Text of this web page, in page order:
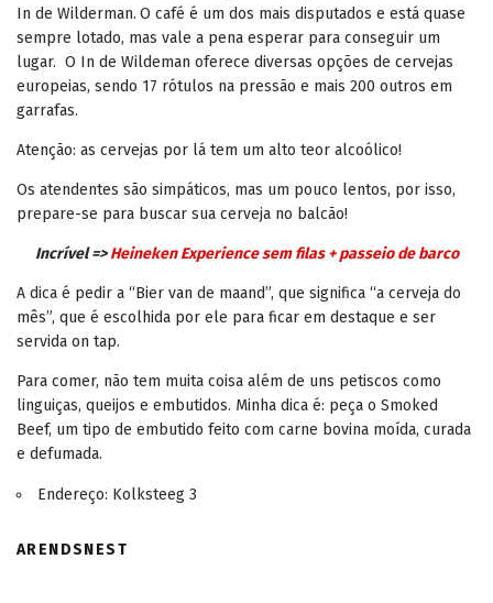
In de Wilderman. O café é um dos mais disputados e está quase
sempre lotado, mas vale a pena esperar para conseguir um
lugar. O In de Wildeman oferece diversas opções de cervejas
europeias, sendo 17 rótulos na pressão e mais 200 outros em
garrafas.
Atenção: as cervejas por lá tem um alto teor alcoólico!
Os atendentes são simpáticos, mas um pouco lentos, por isso,
prepare-se para buscar sua cerveja no balcão!
Incrível =>Heineken Experience sem filas + passeio de barco
A dica é pedir a “Bier van de maand”, que significa “a cerveja do
mês”, que é escolhida por ele para ficar em destaque e ser
servida on tap.
Para comer, não tem muita coisa além de uns petiscos como
linguiças, queijos e embutidos. Minha dica é: peça o Smoked
Beef, um tipo de embutido feito com carne bovina moída, curada
e defumada.
Endereço: Kolksteeg 3
ARENDSNEST